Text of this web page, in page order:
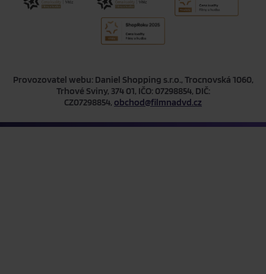
Provozovatel webu: Daniel Shopping s.r.o., Trocnovská 1060,
Trhové Sviny, 374 01, IČO: 07298854, DIČ:
CZ07298854, obchod@filmnadvd.cz